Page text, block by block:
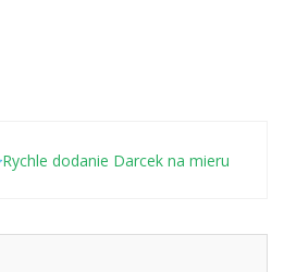
Rychle dodanie Darcek na mieru